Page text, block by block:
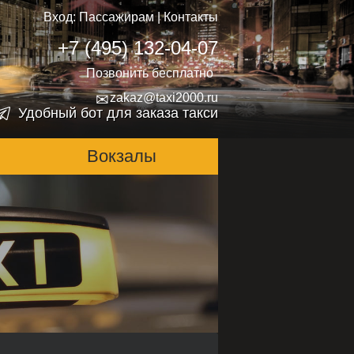
Вход: Пассажирам|Контакты
+7 (495) 132-04-07
Позвонить бесплатно
✉zakaz@taxi2000.ru
Удобный бот для заказа такси
Вокзалы